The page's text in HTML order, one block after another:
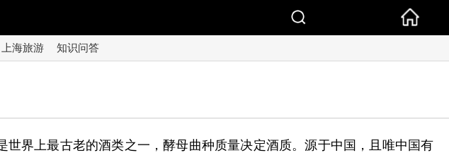
上海旅游 知识问答
界上最古老的酒类之一，酵母曲种质量决定酒质。源于中国，且唯中国有